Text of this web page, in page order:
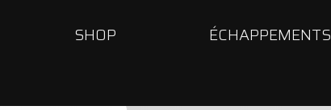
SHOP ÉCHAPPEMENTS